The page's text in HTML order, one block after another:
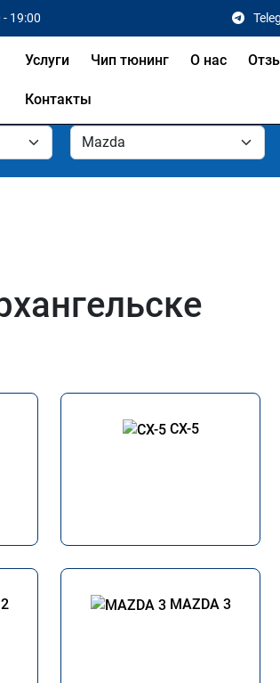
19:00
Услуги Чип тюнинг О нас
Контакты
CX-5
MAZDA 3